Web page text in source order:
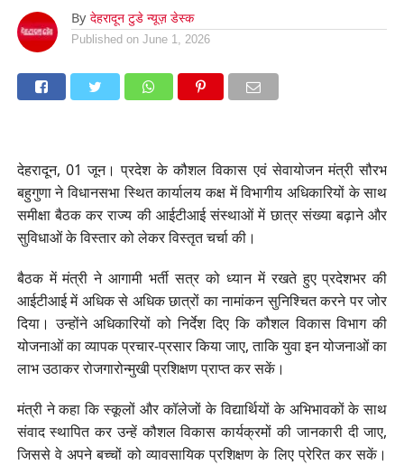
By देहरादून टुडे न्यूज़ डेस्क
Published on June 1, 2026
देहरादून, 01 जून। प्रदेश के कौशल विकास एवं सेवायोजन मंत्री सौरभ
बहुगुणा ने विधानसभा स्थित कार्यालय कक्ष में विभागीय अधिकारियों के साथ
समीक्षा बैठक कर राज्य की आईटीआई संस्थाओं में छात्र संख्या बढ़ाने और
सुविधाओं के विस्तार को लेकर विस्तृत चर्चा की।
बैठक में मंत्री ने आगामी भर्ती सत्र को ध्यान में रखते हुए प्रदेशभर की
आईटीआई में अधिक से अधिक छात्रों का नामांकन सुनिश्चित करने पर जोर
दिया। उन्होंने अधिकारियों को निर्देश दिए कि कौशल विकास विभाग की
योजनाओं का व्यापक प्रचार-प्रसार किया जाए, ताकि युवा इन योजनाओं का
लाभ उठाकर रोजगारोन्मुखी प्रशिक्षण प्राप्त कर सकें।
मंत्री ने कहा कि स्कूलों और कॉलेजों के विद्यार्थियों के अभिभावकों के साथ
संवाद स्थापित कर उन्हें कौशल विकास कार्यक्रमों की जानकारी दी जाए,
जिससे वे अपने बच्चों को व्यावसायिक प्रशिक्षण के लिए प्रेरित कर सकें।